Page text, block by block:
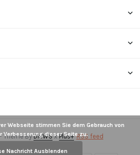
Theme ByDMWSxPlus+ RSS feed
Webseite stimmen Sie dem Gebrauch von
Verbesserung dieser Seite zu.
Nachricht Ausblenden